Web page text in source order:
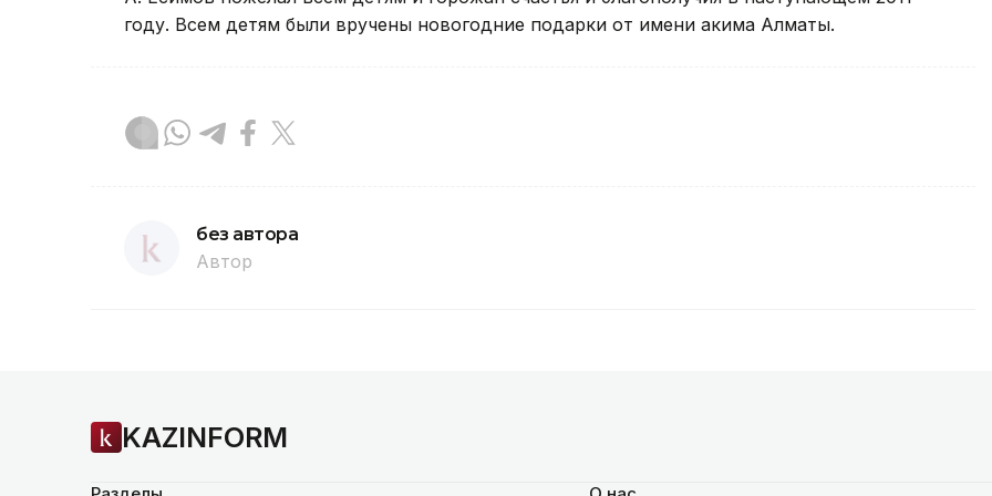
году. Всем детям были вручены новогодние подарки от имени акима Алматы.
без автора
Автор
KAZINFORM